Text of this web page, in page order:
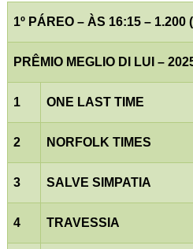
1º PÁREO – ÀS 16:15 – 1.200
PRÊMIO MEGLIO DI LUI –
1 ONE LAST TIME
2 NORFOLK TIMES
3 SALVE SIMPATIA
4 TRAVESSIA